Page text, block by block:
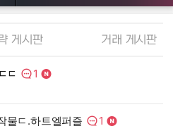
게시판 거래 게시판
ㄷ 댓글수:
1
물ㄷ.하트엘퍼즐 1